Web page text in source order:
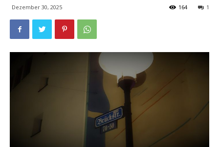
Dezember 30, 2025 1
164